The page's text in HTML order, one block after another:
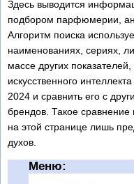
Здесь выводится
подбором парфюмерии,
Алгоритм поиска
наименованиях, сериях,
массе других
искусственного
2024 и сравнить его с
брендов. Такое сравнение
на этой странице лишь
духов.
Меню: